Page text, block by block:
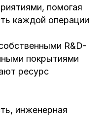
помогая
каждой операции
R&D-
покрытиями
ресурс
инженерная